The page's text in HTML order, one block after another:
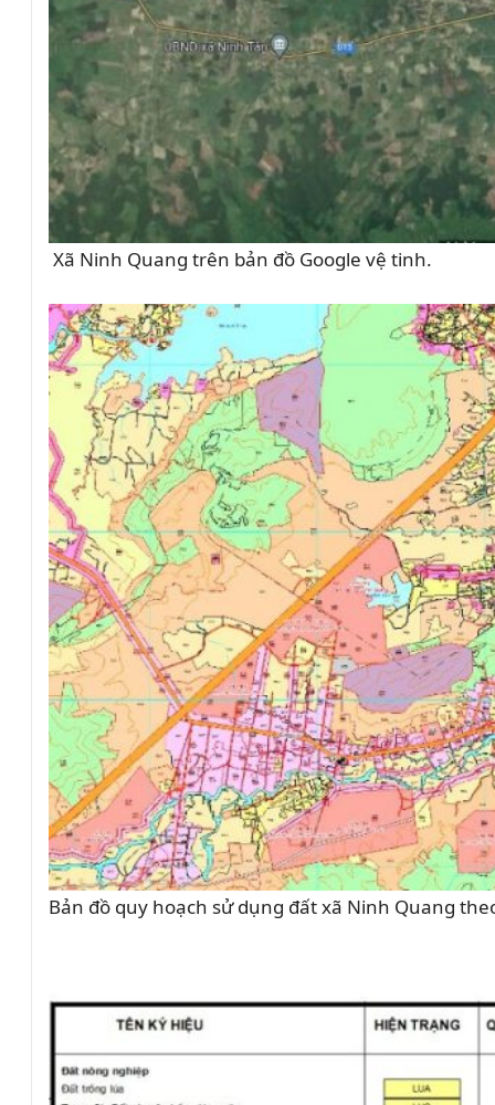
Xã Ninh Quang trên bản đồ Google vệ tinh.
Bản đồ quy hoạch sử dụng đất xã Ninh Quang